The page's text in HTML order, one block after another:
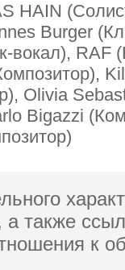
HAIN
Burger
вокал), RAF
Olivia
Bigazzi
а также
к